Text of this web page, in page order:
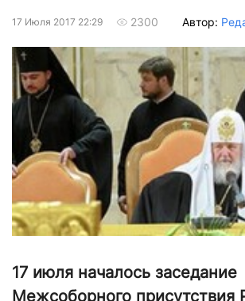
17 Июля 2017 22:29 2300 Автор:
17 июля началось заседание
Межсоборного присутствия